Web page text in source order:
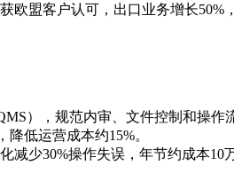
欧盟客户认可，出口业务增长50%
），规范内审、文件控制和操作
低运营成本约15%。
减少30%操作失误，年节约成本10